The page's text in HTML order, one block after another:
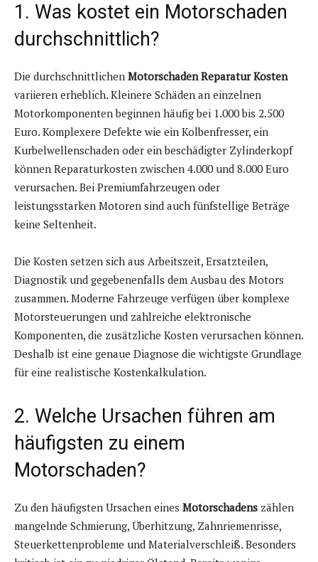
1. Was kostet ein Motorschaden
durchschnittlich?
Die durchschnittlichen Motorschaden Reparatur Kosten
variieren erheblich. Kleinere Schäden an einzelnen
Motorkomponenten beginnen häufig bei 1.000 bis 2.500
Euro. Komplexere Defekte wie ein Kolbenfresser, ein
Kurbelwellenschaden oder ein beschädigter Zylinderkopf
können Reparaturkosten zwischen 4.000 und 8.000 Euro
verursachen. Bei Premiumfahrzeugen oder
leistungsstarken Motoren sind auch fünfstellige Beträge
keine Seltenheit.
Die Kosten setzen sich aus Arbeitszeit, Ersatzteilen,
Diagnostik und gegebenenfalls dem Ausbau des Motors
zusammen. Moderne Fahrzeuge verfügen über komplexe
Motorsteuerungen und zahlreiche elektronische
Komponenten, die zusätzliche Kosten verursachen können.
Deshalb ist eine genaue Diagnose die wichtigste Grundlage
für eine realistische Kostenkalkulation.
2. Welche Ursachen führen am
häufigsten zu einem
Motorschaden?
Zu den häufigsten Ursachen eines Motorschadens zählen
mangelnde Schmierung, Überhitzung, Zahnriemenrisse,
Steuerkettenprobleme und Materialverschleiß. Besonders